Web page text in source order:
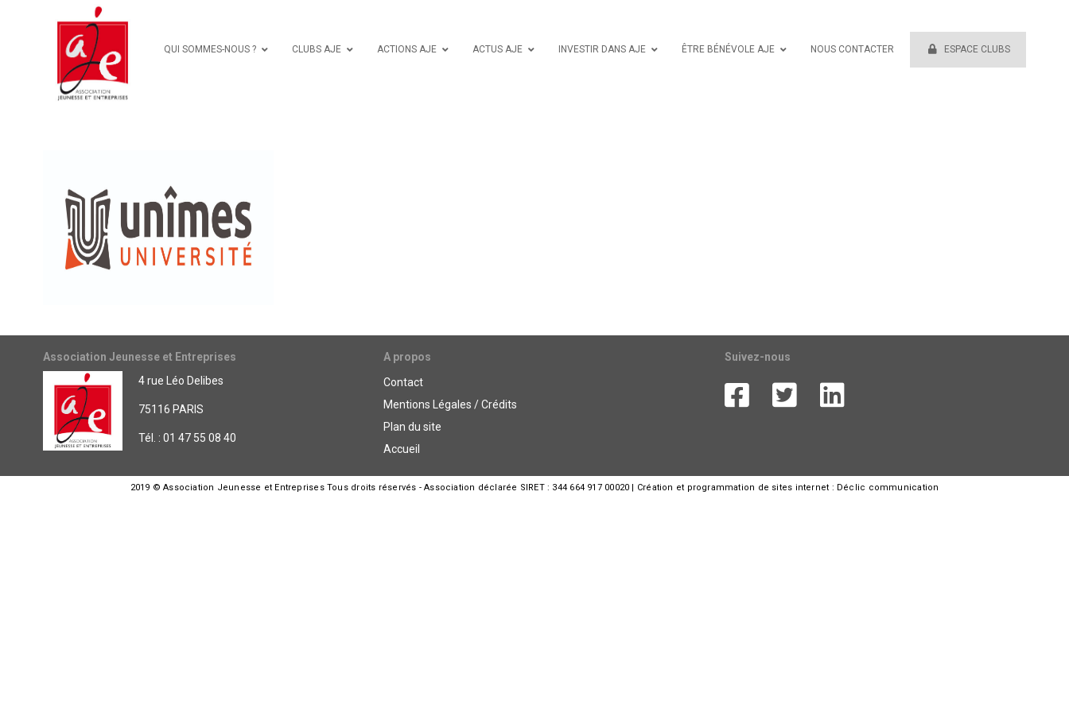
QUI SOMMES-NOUS ? CLUBS AJE ACTIONS AJE ACTUS AJE INVESTIR DANS AJE ÊTRE BÉNÉVOLE AJE NOUS CONTACTER ESPACE CLUBS
Association Jeunesse et Entreprises
4 rue Léo Delibes
75116 PARIS
Tél. : 01 47 55 08 40
A propos
Contact
Mentions Légales / Crédits
Plan du site
Accueil
Suivez-nous
2019 © Association Jeunesse et Entreprises Tous droits réservés - Association déclarée SIRET : 344 664 917 00020 | Création et programmation de sites internet : Déclic communication